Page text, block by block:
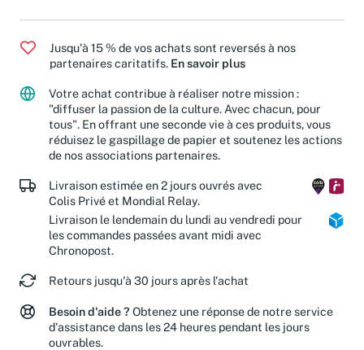
Jusqu'à 15 % de vos achats sont reversés à nos
partenaires caritatifs. En savoir plus
Votre achat contribue à réaliser notre mission :
"diffuser la passion de la culture. Avec chacun, pour
tous". En offrant une seconde vie à ces produits, vous
réduisez le gaspillage de papier et soutenez les actions
de nos associations partenaires.
Livraison estimée en 2 jours ouvrés avec
Colis Privé et Mondial Relay.
Livraison le lendemain du lundi au vendredi pour
les commandes passées avant midi avec
Chronopost.
Retours jusqu'à 30 jours après l'achat
Besoin d'aide ? Obtenez une réponse de notre service
d'assistance dans les 24 heures pendant les jours
ouvrables.